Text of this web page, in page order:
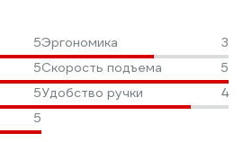
5Эргономика
3
5Скорость подъема
5
5Удобство ручки
4
5